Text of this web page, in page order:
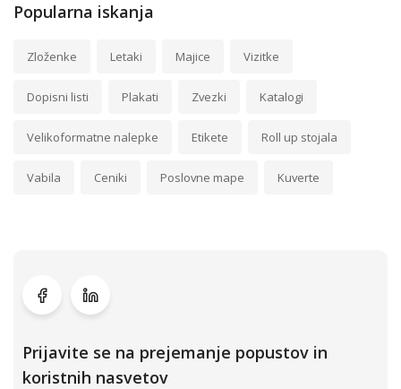
Popularna iskanja
Zloženke Letaki Majice Vizitke
Dopisni listi Plakati Zvezki Katalogi
Velikoformatne nalepke Etikete Roll up stojala
Vabila Ceniki Poslovne mape Kuverte
Prijavite se na prejemanje popustov in
koristnih nasvetov